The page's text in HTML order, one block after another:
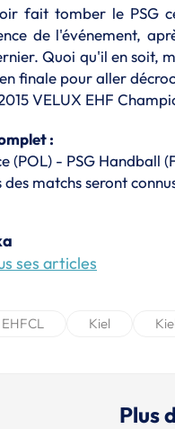
fait tomber le PSG
de l'événement,
Quoi qu'il en soit,
finale pour aller
VELUX EHF
:
(POL) - PSG Handball
des matchs seront
ses articles
EHFCL Kiel
Plus